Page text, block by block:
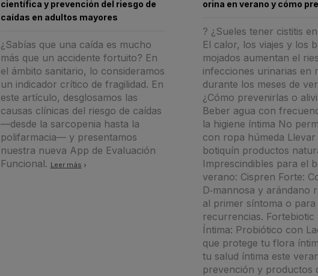
científica y prevención del riesgo de
caídas en adultos mayores
¿Sabías que una caída es mucho
más que un accidente fortuito? En
el ámbito sanitario, lo consideramos
un indicador crítico de fragilidad. En
este artículo, desglosamos las
causas clínicas del riesgo de caídas
—desde la sarcopenia hasta la
polifarmacia— y presentamos
nuestra nueva App de Evaluación
Funcional. Leer más
orina en verano y cómo
? ¿Sueles tener cistitis
El calor, los viajes y los
mojados aumentan el
infecciones urinarias en
durante los meses de
¿Cómo prevenirlas o
Beber agua con
la higiene íntima No
con ropa húmeda Llevar
botiquín productos
Imprescindibles para el
verano: Cispren Forte:
D‑mannosa y arándano
al primer síntoma o
recurrencias. Fortebiotic
Íntima: Probiótico con
que protege tu flora
tu salud íntima este
prevención y productos